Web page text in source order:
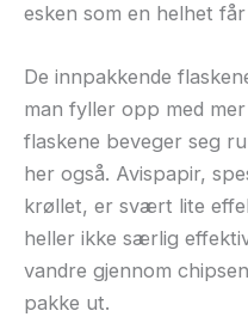
esken som en helhet
De innpakkende
man fyller opp med
flaskene beveger seg
her også. Avispapir,
krøllet, er svært lite
heller ikke særlig
vandre gjennom
pakke ut.